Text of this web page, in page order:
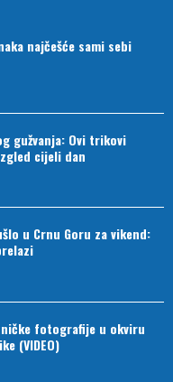
najčešće sami sebi
gužvanja: Ovi trikovi
cijeli dan
u Crnu Goru za vikend:
fotografije u okviru
(VIDEO)